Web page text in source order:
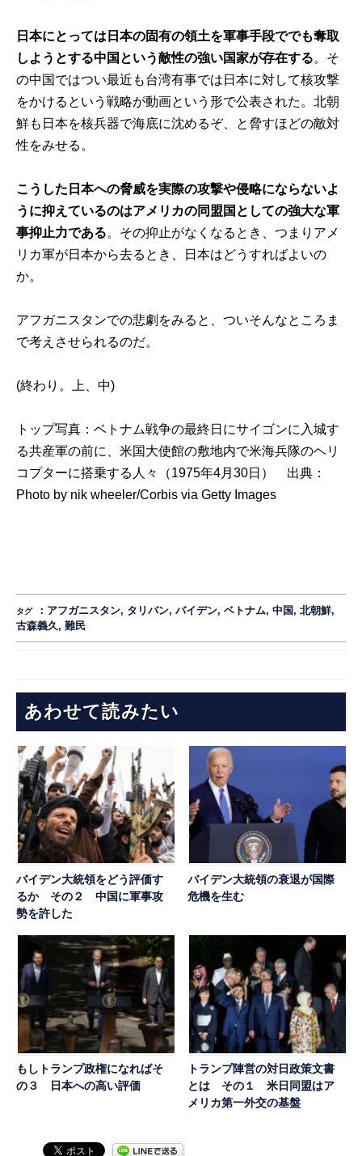
日本にとっては日本の固有の領土を軍事手段ででも奪取
しようとする中国という敵性の強い国家が存在する。そ
の中国ではつい最近も台湾有事では日本に対して核攻撃
をかけるという戦略が動画という形で公表された。北朝
鮮も日本を核兵器で海底に沈めるぞ、と脅すほどの敵対
性をみせる。
こうした日本への脅威を実際の攻撃や侵略にならないよ
うに抑えているのはアメリカの同盟国としての強大な軍
事抑止力である。その抑止がなくなるとき、つまりアメ
リカ軍が日本から去るとき、日本はどうすればよいの
か。
アフガニスタンでの悲劇をみると、ついそんなところま
で考えさせられるのだ。
(終わり。 上 、中)
トップ写真：ベトナム戦争の最終日にサイゴンに入城す
る共産軍の前に、米国大使館の敷地内で米海兵隊のヘリ
コプターに搭乗する人々（1975年4月30日） 出典：
Photo by nik wheeler/Corbis via Getty Images
タグ ： アフガニスタン, タリバン,バイデン,ベトナム,中国,北朝鮮,
古森義久 ,難民
あわせて読みたい
バイデン大統領をどう評価す
るか その２ 中国に軍事攻
勢を許した
バイデン大統領の衰退が国際
危機を生む
もしトランプ政権になればそ
の３ 日本への高い評価
トランプ陣営の対日政策文書
とは その１ 米日同盟はア
メリカ第一外交の基盤